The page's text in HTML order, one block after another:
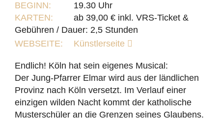
BEGINN:
19.30 Uhr
KARTEN:
ab 39,00 € inkl. VRS-Ticket &
Gebühren / Dauer: 2,5 Stunden
WEBSEITE:
Künstlerseite
Endlich! Köln hat sein eigenes Musical:
Der Jung-Pfarrer Elmar wird aus der ländlichen
Provinz nach Köln versetzt. Im Verlauf einer
einzigen wilden Nacht kommt der katholische
Musterschüler an die Grenzen seines Glaubens.